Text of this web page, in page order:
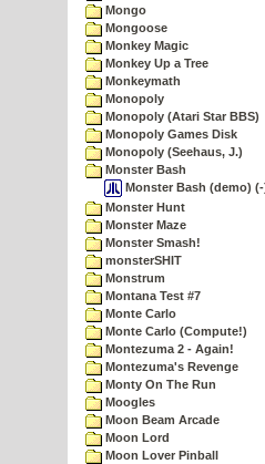
Mongo
Mongoose
Monkey Magic
Monkey Up a Tree
Monkeymath
Monopoly
Monopoly (Atari Star BBS)
Monopoly Games Disk
Monopoly (Seehaus, J.)
Monster Bash
Monster Bash (demo)
Monster Hunt
Monster Maze
Monster Smash!
monsterSHIT
Monstrum
Montana Test #7
Monte Carlo
Monte Carlo (Compute!)
Montezuma 2 - Again!
Montezuma's Revenge
Monty On The Run
Moogles
Moon Beam Arcade
Moon Lord
Moon Lover Pinball